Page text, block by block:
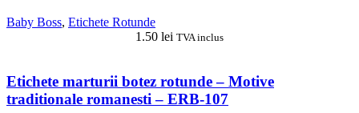
Baby Boss, Etichete Rotunde
1.50 lei TVA inclus
Etichete marturii botez rotunde – Motive
traditionale romanesti – ERB-107